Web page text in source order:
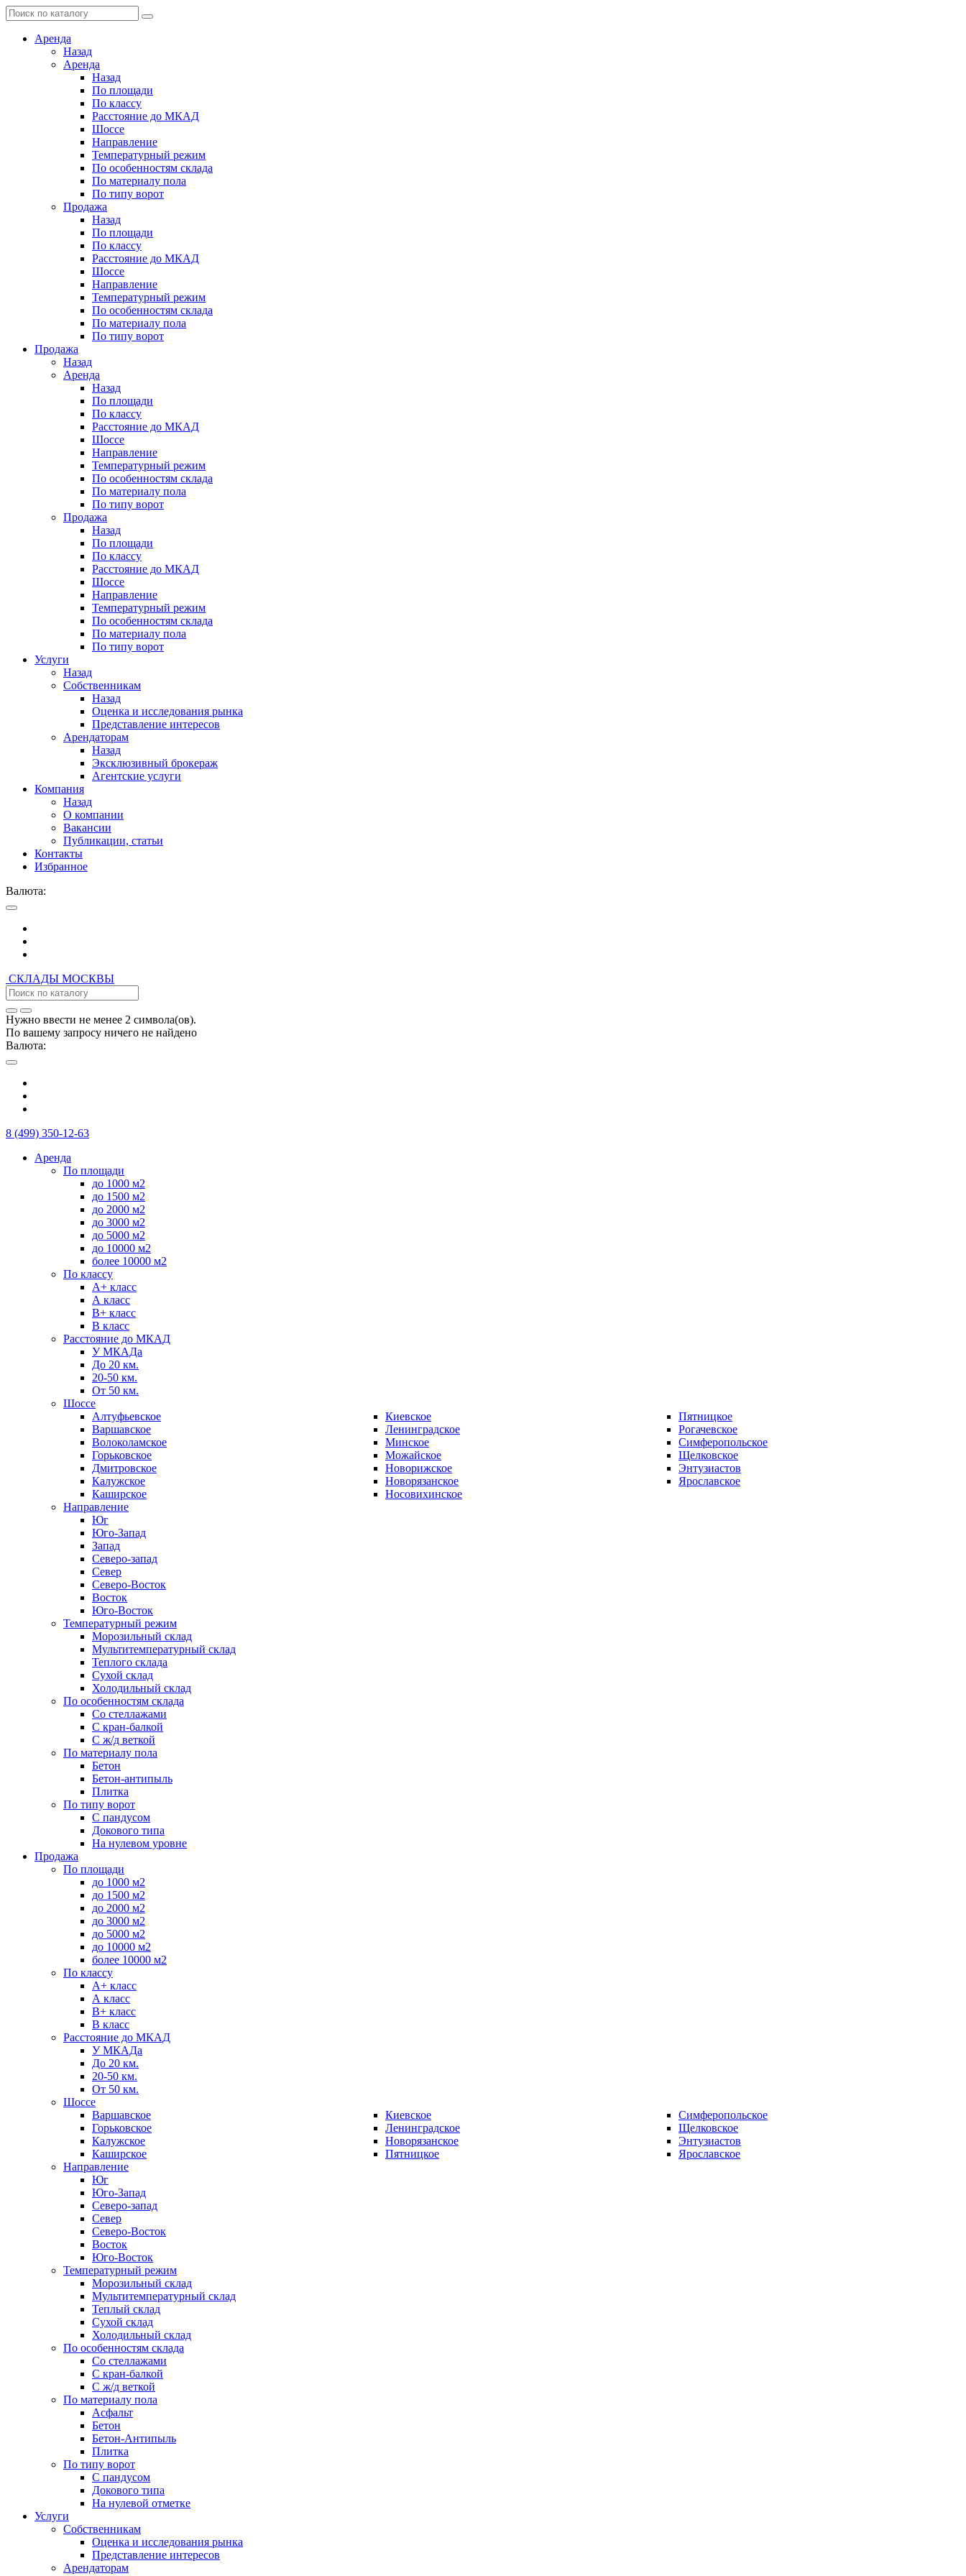
Аренда
Назад
Аренда
Назад
По площади
По классу
Расстояние до МКАД
Шоссе
Направление
Температурный режим
По особенностям склада
По материалу пола
По типу ворот
Продажа
Назад
По площади
По классу
Расстояние до МКАД
Шоссе
Направление
Температурный режим
По особенностям склада
По материалу пола
По типу ворот
Продажа
Назад
Аренда
Назад
По площади
По классу
Расстояние до МКАД
Шоссе
Направление
Температурный режим
По особенностям склада
По материалу пола
По типу ворот
Продажа
Назад
По площади
По классу
Расстояние до МКАД
Шоссе
Направление
Температурный режим
По особенностям склада
По материалу пола
По типу ворот
Услуги
Назад
Собственникам
Назад
Оценка и исследования рынка
Представление интересов
Арендаторам
Назад
Эксклюзивный брокераж
Агентские услуги
Компания
Назад
О компании
Вакансии
Публикации, статьи
Контакты
Избранное
Валюта:
СКЛАДЫ МОСКВЫ
Нужно ввести не менее 2 символа(ов).
По вашему запросу ничего не найдено
Валюта:
8 (499) 350-12-63
Аренда
По площади
до 1000 м2
до 1500 м2
до 2000 м2
до 3000 м2
до 5000 м2
до 10000 м2
более 10000 м2
По классу
А+ класс
А класс
B+ класс
В класс
Расстояние до МКАД
У МКАДа
До 20 км.
20-50 км.
От 50 км.
Шоссе
Алтуфьевское
Варшавское
Волоколамское
Горьковское
Дмитровское
Калужское
Каширское
Киевское
Ленинградское
Минское
Можайское
Новорижское
Новорязанское
Носовихинское
Пятницкое
Рогачевское
Симферопольское
Щелковское
Энтузиастов
Ярославское
Направление
Юг
Юго-Запад
Запад
Северо-запад
Север
Северо-Восток
Восток
Юго-Восток
Температурный режим
Морозильный склад
Мультитемпературный склад
Теплого склада
Сухой склад
Холодильный склад
По особенностям склада
Со стеллажами
С кран-балкой
С ж/д веткой
По материалу пола
Бетон
Бетон-антипыль
Плитка
По типу ворот
С пандусом
Докового типа
На нулевом уровне
Продажа
По площади
до 1000 м2
до 1500 м2
до 2000 м2
до 3000 м2
до 5000 м2
до 10000 м2
более 10000 м2
По классу
A+ класс
А класс
В+ класс
B класс
Расстояние до МКАД
У МКАДа
До 20 км.
20-50 км.
От 50 км.
Шоссе
Варшавское
Горьковское
Калужское
Каширское
Киевское
Ленинградское
Новорязанское
Пятницкое
Симферопольское
Щелковское
Энтузиастов
Ярославское
Направление
Юг
Юго-Запад
Северо-запад
Север
Северо-Восток
Восток
Юго-Восток
Температурный режим
Морозильный склад
Мультитемпературный склад
Теплый склад
Сухой склад
Холодильный склад
По особенностям склада
Со стеллажами
С кран-балкой
С ж/д веткой
По материалу пола
Асфальт
Бетон
Бетон-Антипыль
Плитка
По типу ворот
С пандусом
Докового типа
На нулевой отметке
Услуги
Собственникам
Оценка и исследования рынка
Представление интересов
Арендаторам